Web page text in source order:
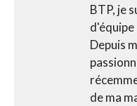
BTP, je
Depuis
de ma